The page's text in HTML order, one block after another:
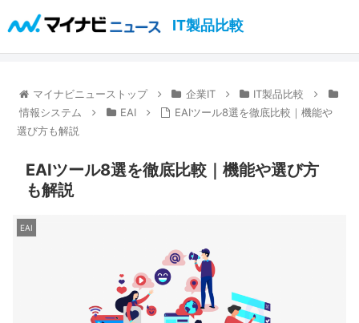
IT製品比較
マイナビニューストップ 企業IT
IT製品比較
情報システム
EAI
EAIツール8選を徹底比較｜機能や
選び方も解説
EAIツール8選を徹底比較｜機能や選び方
も解説
EAI